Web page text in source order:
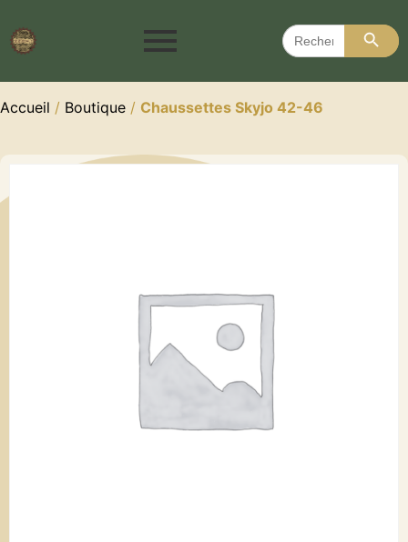
Search
for:
Search
Accueil / Boutique / Chaussettes Skyjo 42-46